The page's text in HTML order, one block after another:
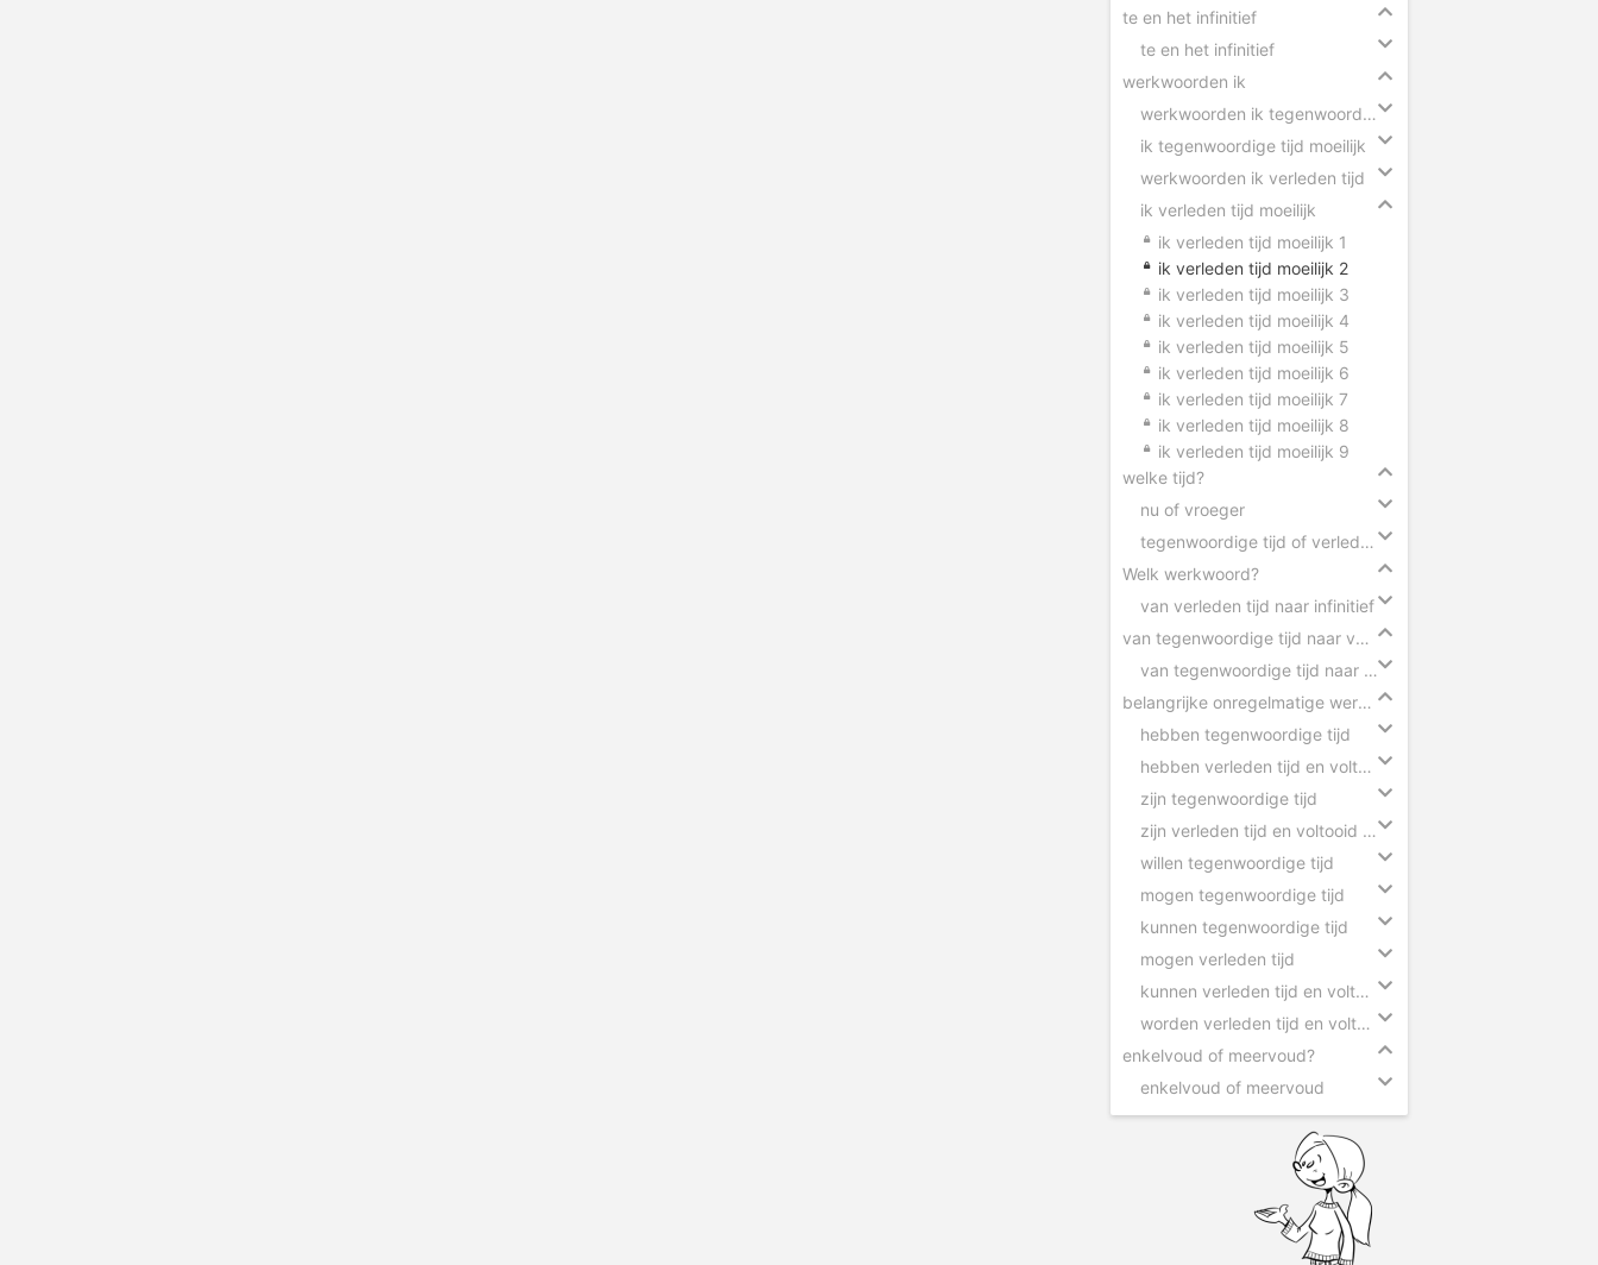
te en het infinitief
te en het infinitief
werkwoorden ik
werkwoorden ik tegenwoordige tijd
ik tegenwoordige tijd moeilijk
werkwoorden ik verleden tijd
ik verleden tijd moeilijk
ik verleden tijd moeilijk 1
ik verleden tijd moeilijk 2
ik verleden tijd moeilijk 3
ik verleden tijd moeilijk 4
ik verleden tijd moeilijk 5
ik verleden tijd moeilijk 6
ik verleden tijd moeilijk 7
ik verleden tijd moeilijk 8
ik verleden tijd moeilijk 9
welke tijd?
nu of vroeger
tegenwoordige tijd of verleden tijd
Welk werkwoord?
van verleden tijd naar infinitief
van tegenwoordige tijd naar verleden tijd
van tegenwoordige tijd naar verleden tijd
belangrijke onregelmatige werkwoorden
hebben tegenwoordige tijd
hebben verleden tijd en voltooid deelwoord
zijn tegenwoordige tijd
zijn verleden tijd en voltooid deelwoord
willen tegenwoordige tijd
mogen tegenwoordige tijd
kunnen tegenwoordige tijd
mogen verleden tijd
kunnen verleden tijd en voltooid deelwoord
worden verleden tijd en voltooid deelwoord
enkelvoud of meervoud?
enkelvoud of meervoud